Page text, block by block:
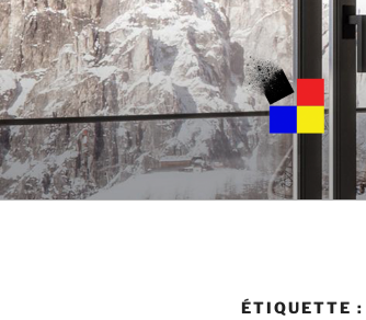
Skip
to
content
ÉTIQUETTE :